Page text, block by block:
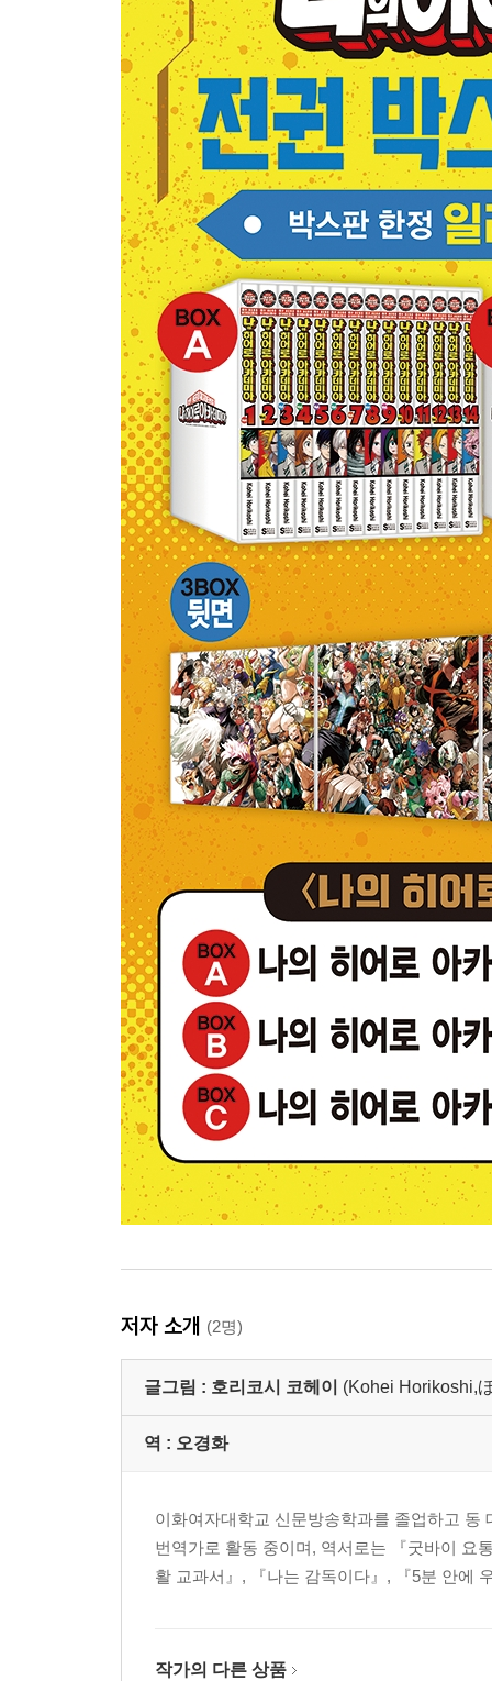
나의 히어로 아카데미아 23
나의 히어로 아카데미아 24
나의 히어로 아카데미아 25
나의 히어로 아카데미아 26
나의 히어로 아카데미아 27
나의 히어로 아카데미아 28
『나의 히어로 아카데미아 박스 세트 C』
나의 히어로 아카데미아 29
나의 히어로 아카데미아 30
나의 히어로 아카데미아 31
나의 히어로 아카데미아 32
나의 히어로 아카데미아 33
나의 히어로 아카데미아 34
나의 히어로 아카데미아 35
나의 히어로 아카데미아 36
나의 히어로 아카데미아 37
나의 히어로 아카데미아 38
나의 히어로 아카데미아 39
나의 히어로 아카데미아 40
나의 히어로 아카데미아 41
나의 히어로 아카데미아 42
저자 소개 (2명)
글그림 : 호리코시 코헤이 (Kohei Horikoshi,
역 : 오경화
이화여자대학교 신문방송학과를 졸업하고 동
번역가로 활동 중이며, 역서로는 『굿바이 요
활 교과서』, 『나는 감독이다』, 『5분 안에
작가의 다른 상품